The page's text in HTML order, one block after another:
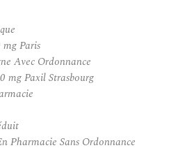
Paris
Avec Ordonnance
mg Paxil Strasbourg
Pharmacie Sans Ordonnance